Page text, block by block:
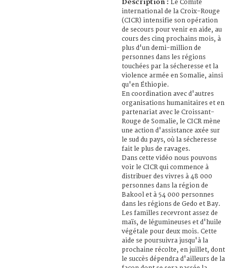
Description : Le Comité
international de la Croix-Rouge
(CICR) intensifie son opération
de secours pour venir en aide, au
cours des cinq prochains mois, à
plus d'un demi-million de
personnes dans les régions
touchées par la sécheresse et la
violence armée en Somalie, ainsi
qu'en Éthiopie.
En coordination avec d'autres
organisations humanitaires et en
partenariat avec le Croissant-
Rouge de Somalie, le CICR mène
une action d'assistance axée sur
le sud du pays, où la sécheresse
fait le plus de ravages.
Dans cette vidéo nous pouvons
voir le CICR qui commence à
distribuer des vivres à 48 000
personnes dans la région de
Bakool et à 54 000 personnes
dans les régions de Gedo et Bay.
Les familles recevront assez de
maïs, de légumineuses et d'huile
végétale pour deux mois. Cette
aide se poursuivra jusqu'à la
prochaine récolte, en juillet, dont
le succès dépendra d'ailleurs de la